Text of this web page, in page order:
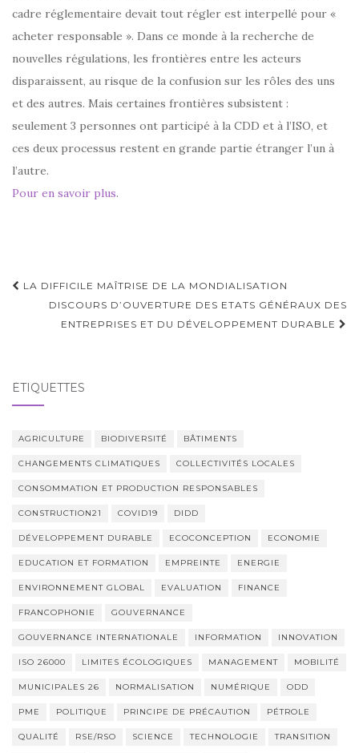
cadre réglementaire devait tout régler est interpellé pour «
acheter responsable ». Dans ce monde à la recherche de
nouvelles régulations, les frontières entre les acteurs
disparaissent, au risque de la confusion sur les rôles des uns
et des autres. Mais certaines frontières subsistent :
seulement 3 personnes ont participé à la CDD et à l’ISO, et
ces deux processus restent en grande partie étranger l’un à
l’autre.
Pour en savoir plus.
Navigation
d'article
LA DIFFICILE MAÎTRISE DE LA MONDIALISATION
DISCOURS D’OUVERTURE DES ETATS GÉNÉRAUX DES
ENTREPRISES ET DU DÉVELOPPEMENT DURABLE
ÉTIQUETTES
AGRICULTURE BIODIVERSITÉ BÂTIMENTS
CHANGEMENTS CLIMATIQUES COLLECTIVITÉS LOCALES
CONSOMMATION ET PRODUCTION RESPONSABLES
CONSTRUCTION21 COVID19 DIDD
DÉVELOPPEMENT DURABLE ECOCONCEPTION ECONOMIE
EDUCATION ET FORMATION EMPREINTE ENERGIE
ENVIRONNEMENT GLOBAL EVALUATION FINANCE
FRANCOPHONIE GOUVERNANCE
GOUVERNANCE INTERNATIONALE INFORMATION INNOVATION
ISO 26000 LIMITES ÉCOLOGIQUES MANAGEMENT MOBILITÉ
MUNICIPALES 26 NORMALISATION NUMÉRIQUE ODD
PME POLITIQUE PRINCIPE DE PRÉCAUTION PÉTROLE
QUALITÉ RSE/RSO SCIENCE TECHNOLOGIE TRANSITION